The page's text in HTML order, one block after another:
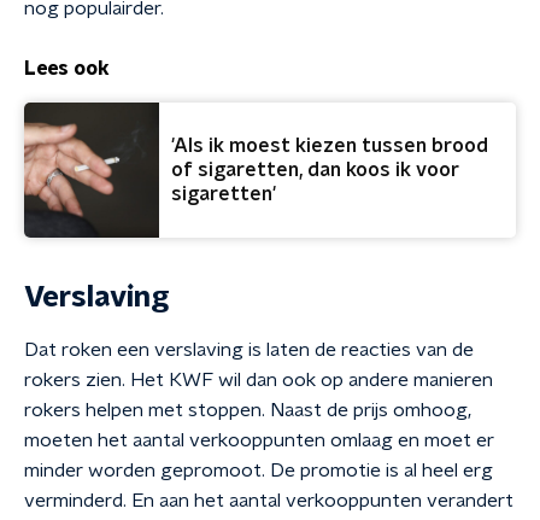
nog populairder.
Lees ook
'Als ik moest kiezen tussen brood
of sigaretten, dan koos ik voor
sigaretten'
Verslaving
Dat roken een verslaving is laten de reacties van de
rokers zien. Het KWF wil dan ook op andere manieren
rokers helpen met stoppen. Naast de prijs omhoog,
moeten het aantal verkooppunten omlaag en moet er
minder worden gepromoot. De promotie is al heel erg
verminderd. En aan het aantal verkooppunten verandert